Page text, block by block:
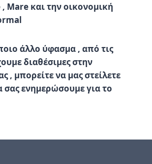
Mare και την οικονομική
άλλο ύφασμα , από τις
διαθέσιμες στην
, μπορείτε να μας στείλετε
ενημερώσουμε για το